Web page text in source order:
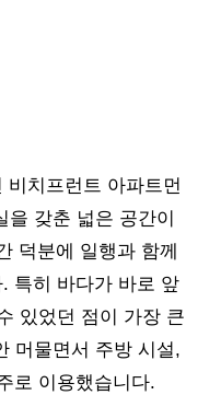
비치프런트 아파트먼
갖춘 넓은 공간이
덕분에 일행과 함께
특히 바다가 바로 앞
있었던 점이 가장 큰
머물면서 주방 시설,
로 이용했습니다.